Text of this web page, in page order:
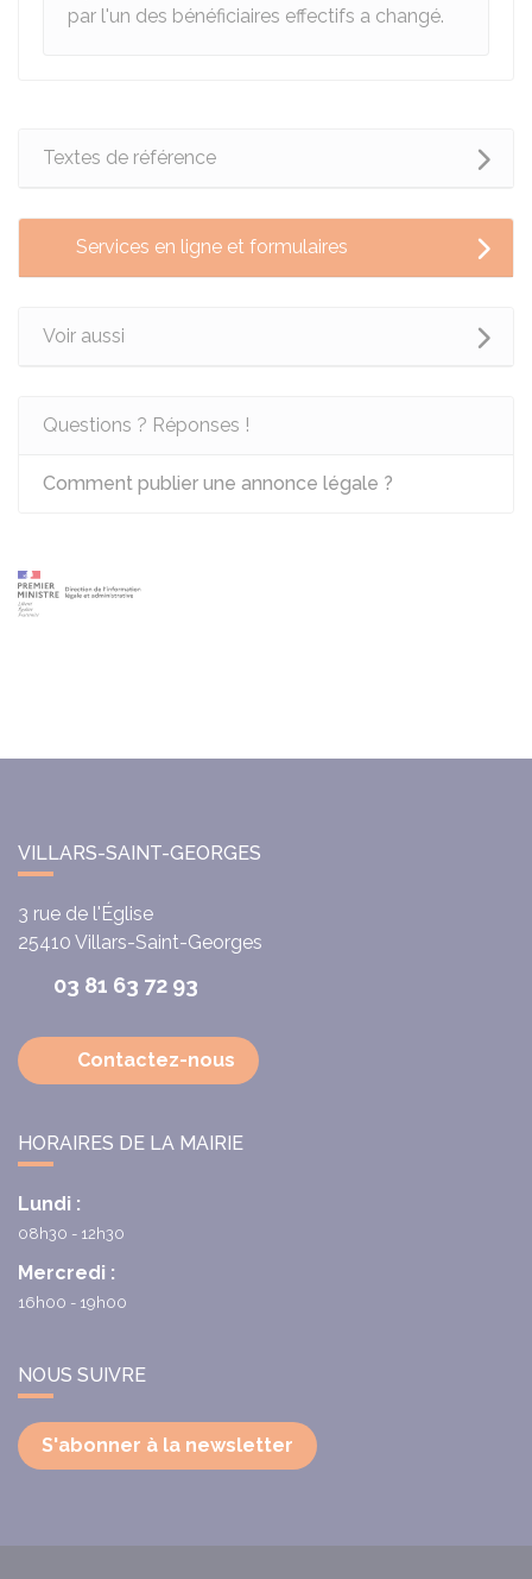
par l'un des bénéficiaires effectifs a changé.
Textes de référence
Services en ligne et formulaires
Voir aussi
Questions ? Réponses !
Comment publier une annonce légale ?
VILLARS-SAINT-GEORGES
3 rue de l'Église
25410 Villars-Saint-Georges
03 81 63 72 93
Contactez-nous
HORAIRES DE LA MAIRIE
Lundi :
08h30 - 12h30
Mercredi :
16h00 - 19h00
NOUS SUIVRE
S'abonner à la newsletter